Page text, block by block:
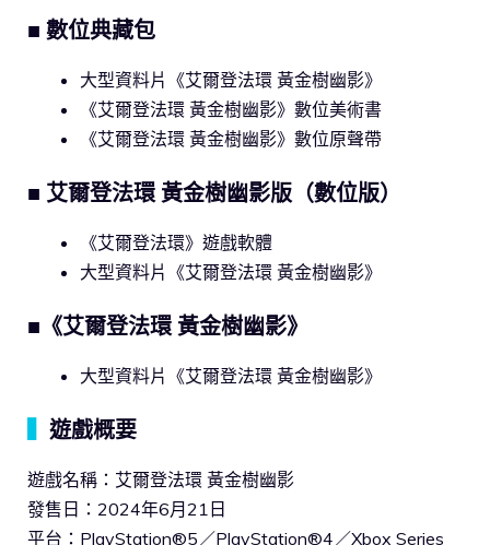
■ 數位典藏包
大型資料片《艾爾登法環 黃金樹幽影》
《艾爾登法環 黃金樹幽影》數位美術書
《艾爾登法環 黃金樹幽影》數位原聲帶
■ 艾爾登法環 黃金樹幽影版（數位版）
《艾爾登法環》遊戲軟體
大型資料片《艾爾登法環 黃金樹幽影》
■《艾爾登法環 黃金樹幽影》
大型資料片《艾爾登法環 黃金樹幽影》
遊戲概要
遊戲名稱：艾爾登法環 黃金樹幽影
發售日：2024年6月21日
平台：PlayStation®5／PlayStation®4／Xbox Series